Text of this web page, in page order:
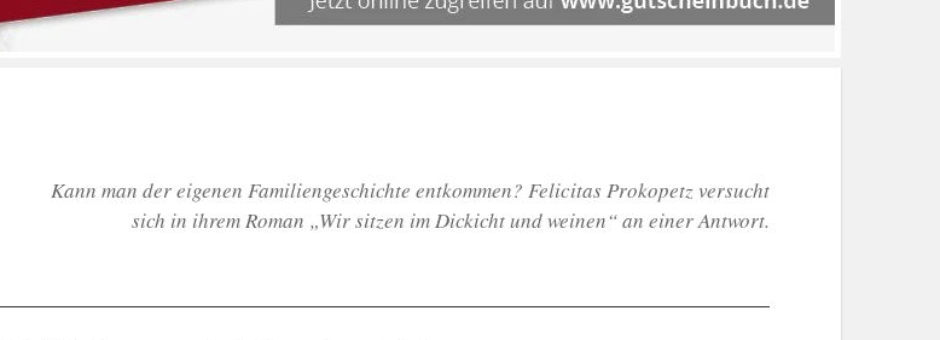
Kann man der eigenen Familiengeschichte entkommen? Felicitas Prokopetz versucht
sich in ihrem Roman „Wir sitzen im Dickicht und weinen“ an einer Antwort.